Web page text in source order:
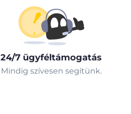
24/7 ügyféltámogatás
Mindig szívesen segítünk.